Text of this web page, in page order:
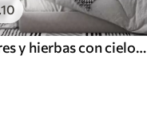
.10
Flores silvestres y hierbas con cielo rosado y nubes